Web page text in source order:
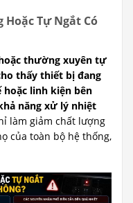
Tự Ngắt Có
thường xuyên tự
thấy thiết bị đang
linh kiện bên
năng xử lý nhiệt
làm giảm chất lượng
của toàn bộ hệ thống,